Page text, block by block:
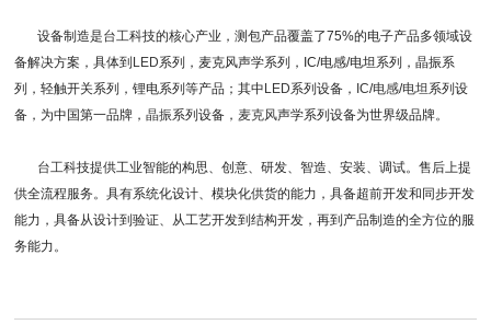
设备制造是台工科技的核心产业，测包产品覆盖了75%的电子产品多领域设
备解决方案，具体到 LED系列，麦克风声学系列，IC/电感/电坦系列，晶振系
列，轻触开关系列，锂电系列等产品；其中 LED系列设备， IC/电感/电坦系列设
备，为中国第一品牌，晶振系列设备， 麦克风声学系列设备为世界级品牌。
台工科技提供工业智能的构思、创意、研发、智造、安装、调试。售后上提
供全流程服务。具有系统化设计、模块化供货的能力，具备超前开发和同步开发
能力，具备从设计到验证、从工艺开发到结构开发，再到产品制造的全方位的服
务能力。